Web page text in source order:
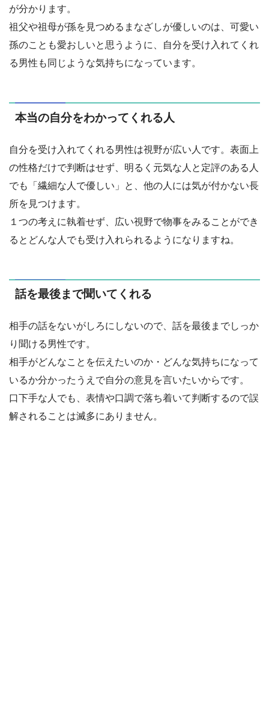
が分かります。
祖父や祖母が孫を見つめるまなざしが優しいのは、可愛い
孫のことも愛おしいと思うように、自分を受け入れてくれ
る男性も同じような気持ちになっています。
本当の自分をわかってくれる人
自分を受け入れてくれる男性は視野が広い人です。表面上
の性格だけで判断はせず、明るく元気な人と定評のある人
でも「繊細な人で優しい」と、他の人には気が付かない長
所を見つけます。
１つの考えに執着せず、広い視野で物事をみることができ
るとどんな人でも受け入れられるようになりますね。
話を最後まで聞いてくれる
相手の話をないがしろにしないので、話を最後までしっか
り聞ける男性です。
相手がどんなことを伝えたいのか・どんな気持ちになって
いるか分かったうえで自分の意見を言いたいからです。
口下手な人でも、表情や口調で落ち着いて判断するので誤
解されることは滅多にありません。